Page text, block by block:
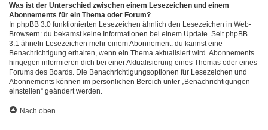
Was ist der Unterschied zwischen einem Lesezeichen und einem
Abonnements für ein Thema oder Forum?
In phpBB 3.0 funktionierten Lesezeichen ähnlich den Lesezeichen in Web-
Browsern: du bekamst keine Informationen bei einem Update. Seit phpBB
3.1 ähneln Lesezeichen mehr einem Abonnement: du kannst eine
Benachrichtigung erhalten, wenn ein Thema aktualisiert wird. Abonnements
hingegen informieren dich bei einer Aktualisierung eines Themas oder eines
Forums des Boards. Die Benachrichtigungsoptionen für Lesezeichen und
Abonnements können im persönlichen Bereich unter „Benachrichtigungen
einstellen“ geändert werden.
Nach oben